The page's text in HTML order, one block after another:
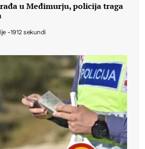
u Međimurju, policija traga
-1912 sekundi